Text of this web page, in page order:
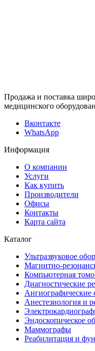
Продажа и поставка
медицинского
Вконтакте
WhatsApp
Информация
О компании
Услуги
Как купить
Производители
Офисы
Контакты
Карта сайта
Каталог
Ультразвуковое
Магнитно-
Компьютерная
Диагностические
Ангиографические
Анестезиология и
Эндоскопическое
Маммографы
Реабилитация и